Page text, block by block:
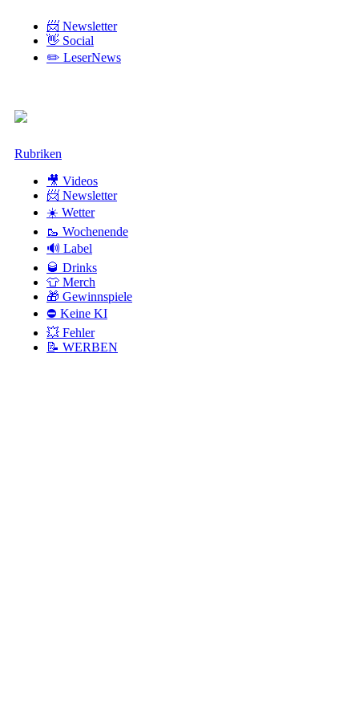
📨 Newsletter
👋 Social
✏️ LeserNews
Zum
Rubriken
🎥 Videos
📨 Newsletter
☀️ Wetter
🥾 Wochenende
🔊 Label
🥃 Drinks
👕 Merch
🎁 Gewinnspiele
⛔ Keine KI
💥 Fehler
📝 WERBEN